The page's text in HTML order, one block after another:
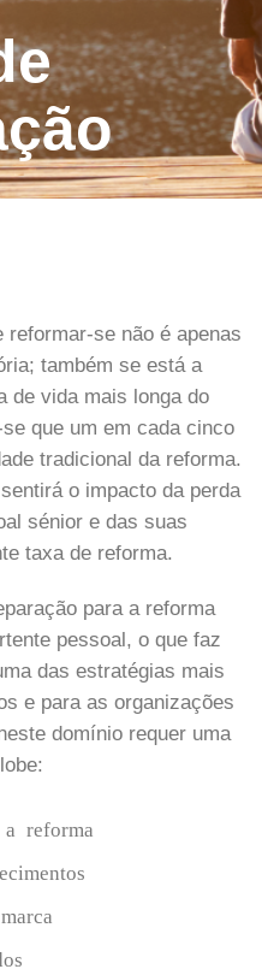
reformar-se não é apenas
também se está a
de vida mais longa do
que um em cada cinco
tradicional da reforma.
o impacto da perda
sénior e das suas
taxa de reforma.
para a reforma
pessoal, o que faz
das estratégias mais
e para as organizações
domínio requer uma
a reforma